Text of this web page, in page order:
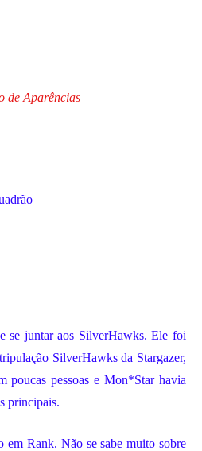
de Aparências
se juntar aos SilverHawks. Ele foi
SilverHawks da Stargazer,
poucas pessoas e Mon*Star havia
principais.
em Rank. Não se sabe muito sobre